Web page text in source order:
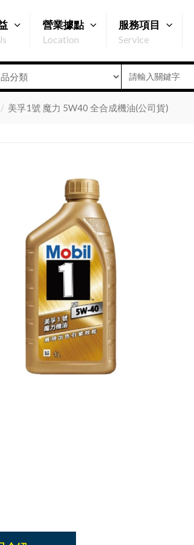
營業據點
Location
服務項目
Service
美孚1號 魔力 5W40 全合成機油(公司貨)